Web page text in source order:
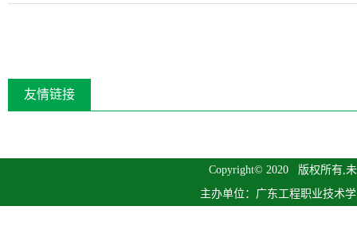
友情链接
Copyright© 2020 版权所有,
主办单位：广东工程职业技术